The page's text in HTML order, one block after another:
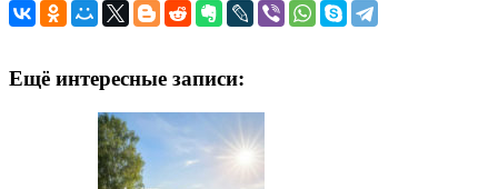
Ещё интересные записи: